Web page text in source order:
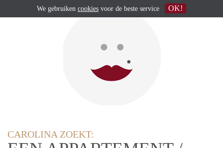
CAROLINA ZOEKT:
We gebruiken cookies voor de beste service OK!